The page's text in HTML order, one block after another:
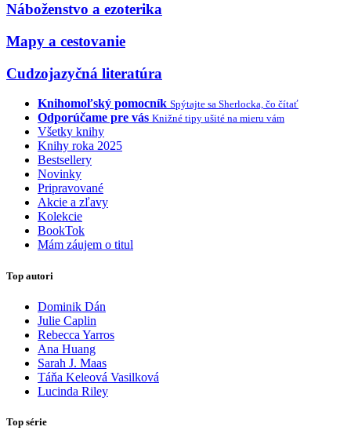
Náboženstvo a ezoterika
Mapy a cestovanie
Cudzojazyčná literatúra
Knihomoľský pomocník Spýtajte sa Sherlocka, čo čítať
Odporúčame pre vás Knižné tipy ušité na mieru vám
Všetky knihy
Knihy roka 2025
Bestsellery
Novinky
Pripravované
Akcie a zľavy
Kolekcie
BookTok
Mám záujem o titul
Top autori
Dominik Dán
Julie Caplin
Rebecca Yarros
Ana Huang
Sarah J. Maas
Táňa Keleová Vasilková
Lucinda Riley
Top série